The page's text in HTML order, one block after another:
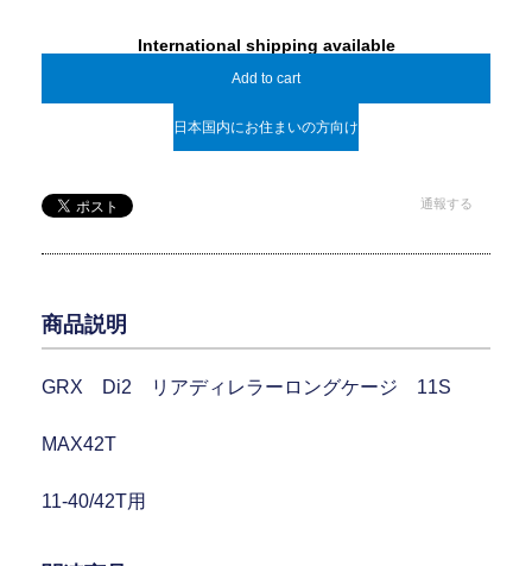
International shipping available
Add to cart
日本国内にお住まいの方向け
通報する
商品説明
GRX Di2 リアディレラーロングケージ 11S
MAX42T
11-40/42T用